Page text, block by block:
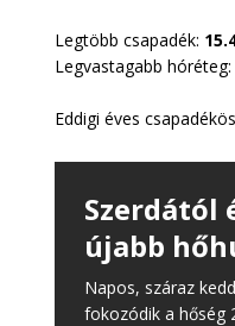
Legtöbb csapadék:
Legvastagabb hóréteg:
Eddigi éves
Szerdától
újabb
Napos, száraz
fokozódik a hőség